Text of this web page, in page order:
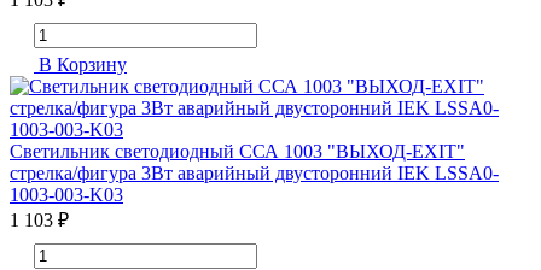
В Корзину
Светильник светодиодный ССА 1003 "ВЫХОД-EXIT"
стрелка/фигура 3Вт аварийный двусторонний IEK LSSA0-
1003-003-K03
1 103 ₽